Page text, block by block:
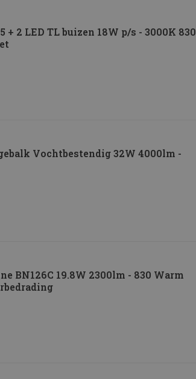
+ 2 LED TL buizen 18W p/s - 3000K 830
Vochtbestendig 32W 4000lm -
BN126C 19.8W 2300lm - 830 Warm